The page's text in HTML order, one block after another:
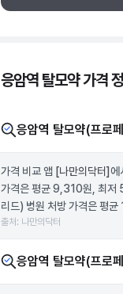
응암역 탈모약 가격
응암역 탈모약(프로
가격 비교 앱 [나만의닥터] 에
가격은 평균 9,310원, 최저
리드) 병원 처방 가격은 평
출처: 나만의닥터
응암역 탈모약(프로